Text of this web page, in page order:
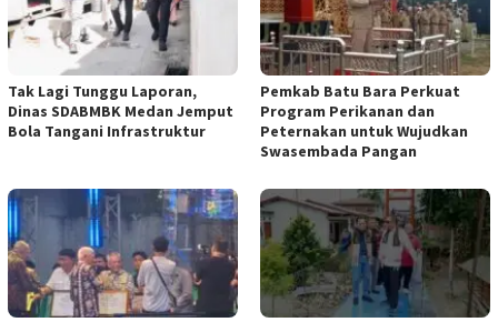
Tak Lagi Tunggu Laporan,
Dinas SDABMBK Medan Jemput
Bola Tangani Infrastruktur
Pemkab Batu Bara Perkuat
Program Perikanan dan
Peternakan untuk Wujudkan
Swasembada Pangan